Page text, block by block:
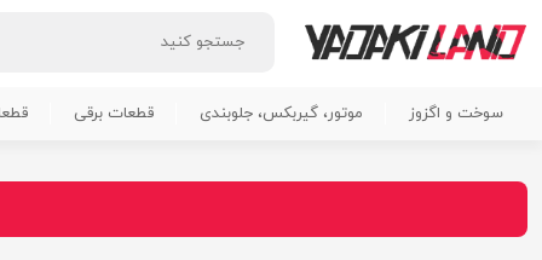
سوخت و اگزوز موتور، گیربکس، جلوبندی قطعات برقی